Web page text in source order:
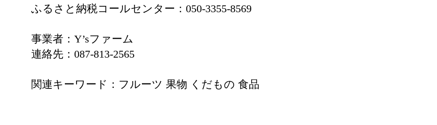
ふるさと納税コールセンター：050-3355-8569
事業者：Y’sファーム
連絡先：087-813-2565
関連キーワード：フルーツ 果物 くだもの 食品